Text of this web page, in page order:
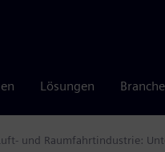
Lösungen
und Raumfahrtindustrie: